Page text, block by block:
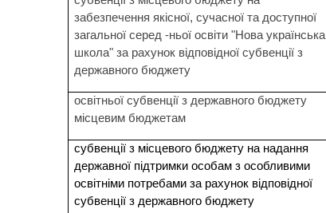
забезпечення якісної, сучасної та доступної
загальної серед -ньої освіти "Нова українська
школа" за рахунок відповідної субвенції з
державного бюджету
освітньої субвенції з державного бюджету
місцевим бюджетам
субвенції з місцевого бюджету на надання
державної підтримки особам з особливими
освітніми потребами за рахунок відповідної
субвенції з державного бюджету